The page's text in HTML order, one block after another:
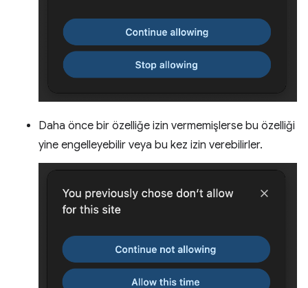
Daha önce bir özelliğe izin vermemişlerse bu özelliği
yine engelleyebilir veya bu kez izin verebilirler.